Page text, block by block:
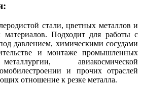
стали, цветных металлов и
материалов. Подходит для работы с
давлением, химическими сосудами
и монтаже промышленных
авиакосмической
и прочих отраслей
отношение к резке металла.